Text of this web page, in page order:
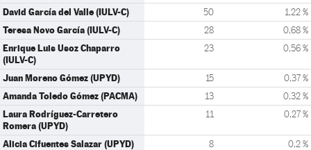
David García del Valle (IULV-C) 50 1,22 %
Teresa Novo García (IULV-C) 28 0,68 %
Enrique Luis Usoz Chaparro
(IULV-C)
23 0,56 %
Juan Moreno Gómez (UPYD) 15 0,37 %
Amanda Toledo Gómez (PACMA) 13 0,32 %
Laura Rodríguez-Carretero
Romera (UPYD)
11 0,27 %
Alicia Cifuentes Salazar (UPYD) 8 0,2 %